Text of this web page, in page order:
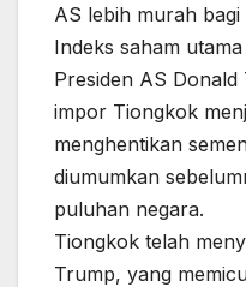
AS lebih murah
Indeks saham
Presiden AS
impor Tiongkok
menghentikan
diumumkan
puluhan negara.
Tiongkok telah
Trump, yang